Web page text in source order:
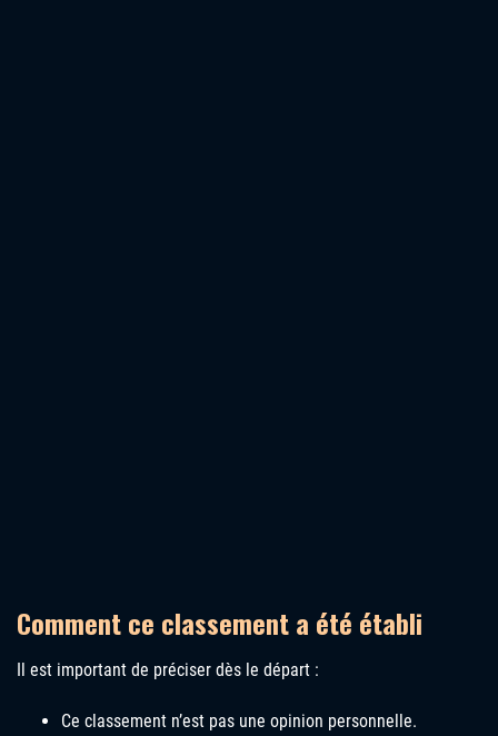
Comment ce classement a été établi
Il est important de préciser dès le départ :
Ce classement n’est pas une opinion personnelle.